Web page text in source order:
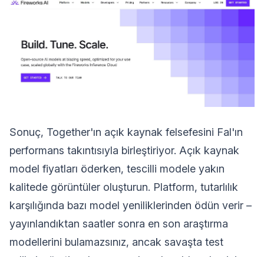
Sonuç, Together'ın açık kaynak felsefesini Fal'ın
performans takıntısıyla birleştiriyor. Açık kaynak
model fiyatları öderken, tescilli modele yakın
kalitede görüntüler oluşturun. Platform, tutarlılık
karşılığında bazı model yeniliklerinden ödün verir –
yayınlandıktan saatler sonra en son araştırma
modellerini bulamazsınız, ancak savaşta test